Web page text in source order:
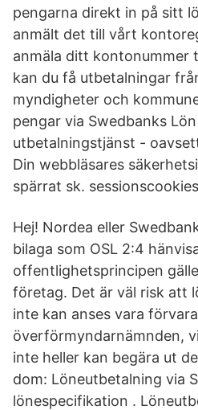
pengarna direkt in på sitt
anmält det till vårt
anmäla ditt kontonummer
kan du få utbetalningar
myndigheter och
pengar via Swedbanks
utbetalningstjänst -
Din webbläsares
spärrat sk.
Hej! Nordea eller
bilaga som OSL 2:4
offentlighetsprincipen
företag. Det är väl risk att
inte kan anses vara
överförmyndarnämnden,
inte heller kan begära ut
dom: Löneutbetalning via
lönespecifikation .